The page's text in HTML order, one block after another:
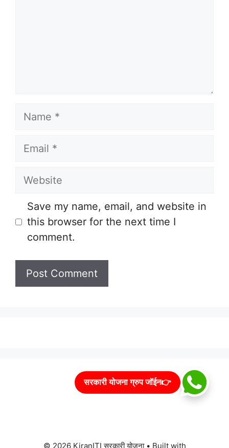
Name
Email
Website
Save my name, email, and website in
this browser for the next time I
comment.
© 2026 KiranITI सरकारी योजना• Built with
सरकारी योजना ग्रुप जॉईन👉